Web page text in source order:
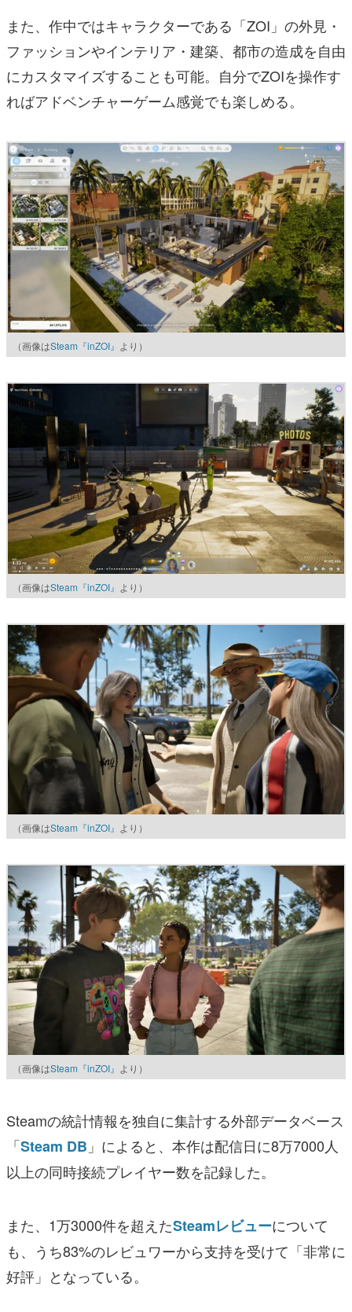
また、作中ではキャラクターである「ZOI」の外見・
ファッションやインテリア・建築、都市の造成を自由
にカスタマイズすることも可能。自分でZOIを操作す
ればアドベンチャーゲーム感覚でも楽しめる。
（画像はSteam『inZOI』 より）
（画像はSteam『inZOI』 より）
（画像はSteam『inZOI』 より）
（画像はSteam『inZOI』 より）
Steamの統計情報を独自に集計する外部データベース
「Steam DB 」によると、本作は配信日に8万7000人
以上の同時接続プレイヤー数を記録した。
また、1万3000件を超えたSteamレビューについて
も、うち83%のレビュワーから支持を受けて「非常に
好評」となっている。